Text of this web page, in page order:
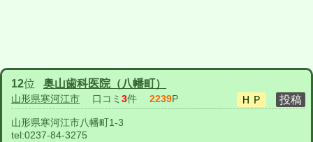
12位 奥山歯科医院（八幡町）
山形県寒河江市 口コミ 3件 2239P
山形県寒河江市八幡町1-3
tel:0237-84-3275